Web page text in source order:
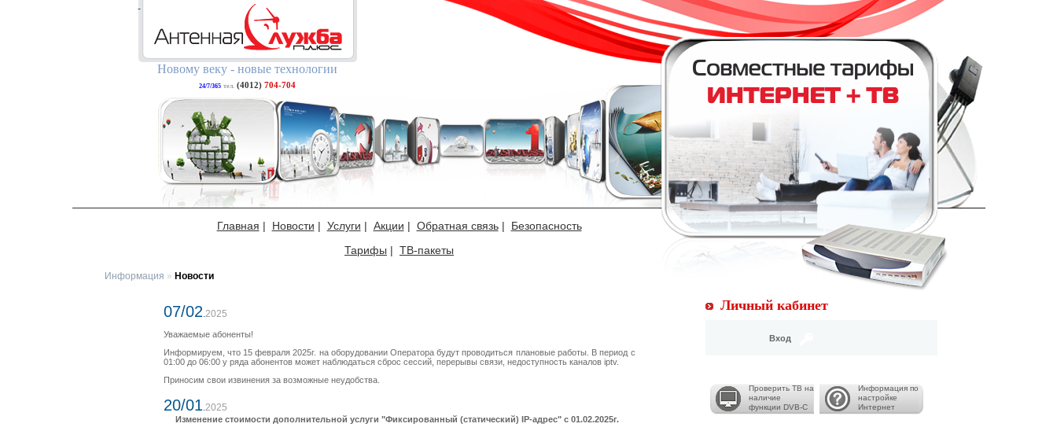
Новому веку - новые технологии
24/7/365 тел. (4012) 704-704
Главная | Новости | Услуги | Акции | Обратная связь| Безопасность
Тарифы | ТВ-пакеты
Информация » Новости
07/02.2025
Уважаемые абоненты!
Информируем, что 15 февраля 2025г. на оборудовании Оператора будут проводиться плановые работы. В период с
01:00 до 06:00 у ряда абонентов может наблюдаться сброс сессий, перерывы связи, недоступность каналов iptv.
Приносим свои извинения за возможные неудобства.
20/01.2025
Изменение стоимости дополнительной услуги "Фиксированный (статический) IP-адрес" с 01.02.2025г.
Личный кабинет
Вход
Проверить ТВ на
наличие
функции DVB-C
Информация по
настройке
Интернет